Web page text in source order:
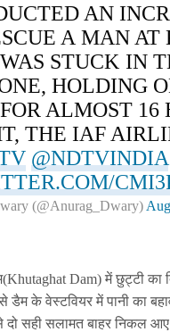
AN
A MAN
STUCK IN
HOLDING
ALMOST 16
THE IAF
@NDTVINDIA
(@Anurag_Dwary)
Dam) में छुट्टी
डैम के वेस्टवियर में पानी का
सही सलामत बाहर निकल